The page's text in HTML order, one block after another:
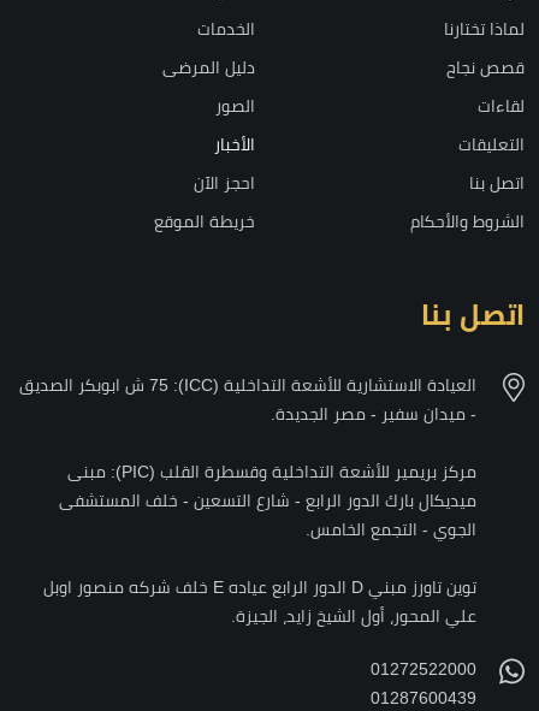
لماذا تختارنا
الخدمات
قصص نجاح
دليل المرضى
لقاءات
الصور
التعليقات
الأخبار
اتصل بنا
احجز الآن
الشروط والأحكام
خريطة الموقع
اتصل بنا
العيادة الاستشارية للأشعة التداخلية (ICC): 75 ش ابوبكر الصديق
- ميدان سفير - مصر الجديدة.
مركز بريمير للأشعة التداخلية وقسطرة القلب (PIC): مبنى
ميديكال بارك الدور الرابع - شارع التسعين - خلف المستشفى
الجوي - التجمع الخامس.
توين تاورز مبني D الدور الرابع عياده E خلف شركه منصور اوبل
علي المحور، أول الشيخ زايد، الجيزة.
01272522000
01287600439